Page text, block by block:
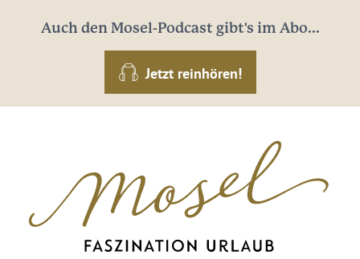
Auch den Mosel-Podcast gibt's im Abo...
Jetzt reinhören!